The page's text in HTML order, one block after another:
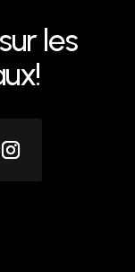
les